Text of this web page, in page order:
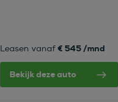
Leasen vanaf € 545 /mnd
Bekijk deze auto